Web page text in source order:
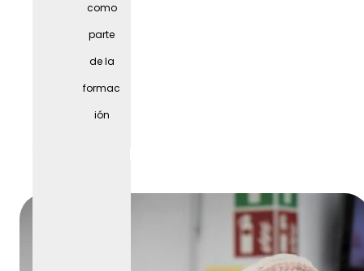
como
parte
de la
formac
ión